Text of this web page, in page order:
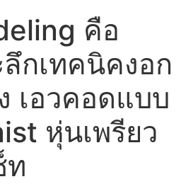
คือ
ลึกเทคนิคงอก
เอวคอดแบบ
หุ่นเพรียว
ท